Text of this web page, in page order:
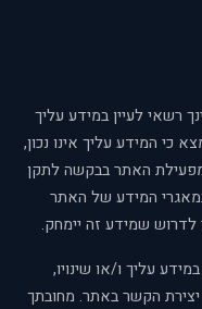
הגנת הפרטיות, התשמ"א-1981, הינך רשאי לעיין במידע עליך
המידע עליך אינו נכון,
האתר בבקשה לתקן
המידע של האתר
לדרוש שמידע זה יימחק.
עליך ו/או שינויו,
הקשר באתר. מחובתך